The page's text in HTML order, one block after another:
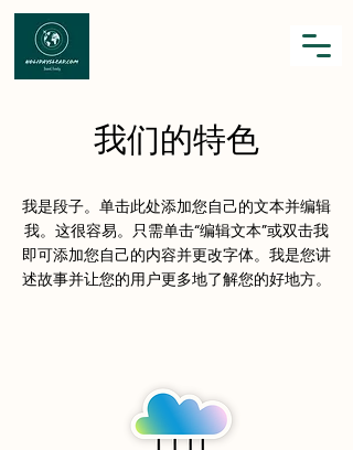
我们的特色
我是段子。单击此处添加您自己的文本并编辑
我。这很容易。只需单击“编辑文本”或双击我
即可添加您自己的内容并更改字体。我是您讲
述故事并让您的用户更多地了解您的好地方。